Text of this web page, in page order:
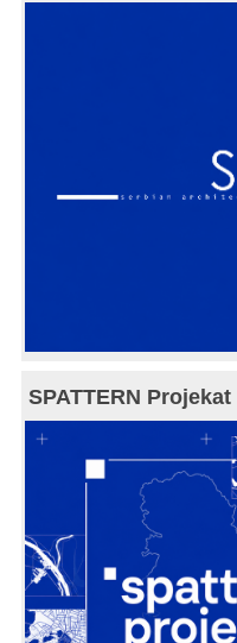
SPATTERN Projekat